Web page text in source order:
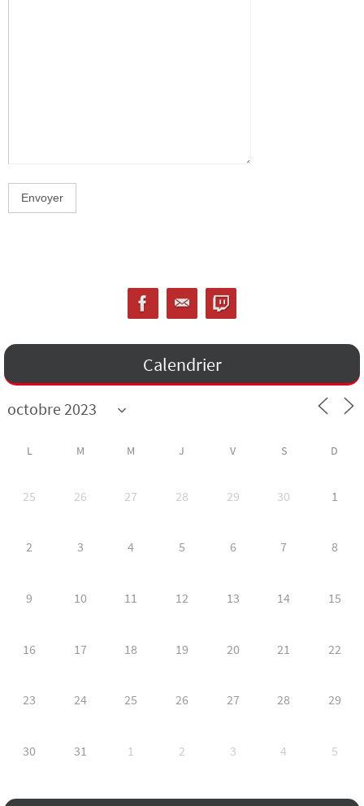
Calendrier
L M M J V S D
25 26 27 28 29 30 1
2 3 4 5 6 7 8
9 10 11 12 13 14 15
16 17 18 19 20 21 22
23 24 25 26 27 28 29
30 31 1 2 3 4 5